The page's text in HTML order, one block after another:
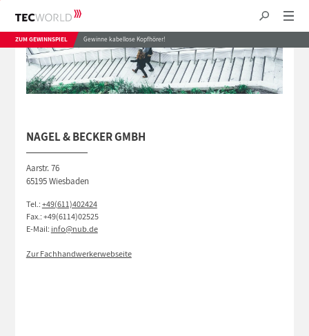
ZUM GEWINNSPIEL Gewinne kabellose Kopfhörer!
NAGEL & BECKER GMBH
Aarstr. 76
65195 Wiesbaden
Tel.:+49(611)402424
Fax.: +49(6114)02525
E-Mail: info@nub.de
Zur Fachhandwerkerwebseite